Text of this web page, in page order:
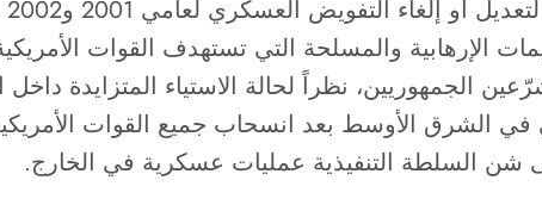
الإرهابية والمسلحة التي تستهدف القوات
نظراً لحالة الاستياء المتزايدة داخل
السلطة التنفيذية عمليات عسكرية في الخارج.